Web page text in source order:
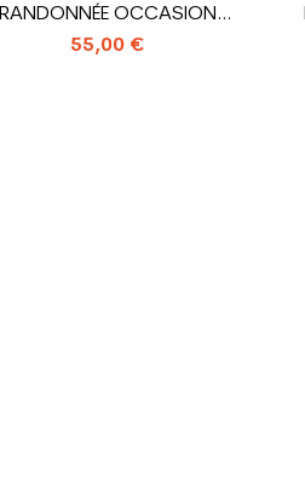
RANDONNÉE OCCASION
SCARPA MATRIX
55,00 €